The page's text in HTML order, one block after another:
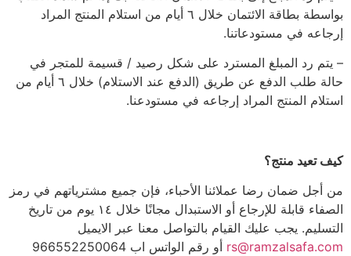
بواسطة بطاقة الائتمان خلال ٦ أيام من استلام المنتج المراد
إرجاعه في مستودعاتنا.
– يتم رد المبلغ المسترد على شكل رصيد / قسيمة للمتجر في
حالة طلب الدفع عن طريق (الدفع عند الاستلام) خلال ٦ أيام من
استلام المنتج المراد إرجاعه في مستودعنا.
كيف تعيد منتج؟
من أجل ضمان رضا عملائنا الأحباء، فإن جميع مشترياتهم في رمز
الصفاء قابلة للإرجاع أو الاستبدال مجانًا خلال ١٤ يوم من تاريخ
التسليم. يجب عليك القيام​​ بالتواصل معنا عبر الايميل
rs@ramzalsafa.com أو رقم الواتس اب 966552250064